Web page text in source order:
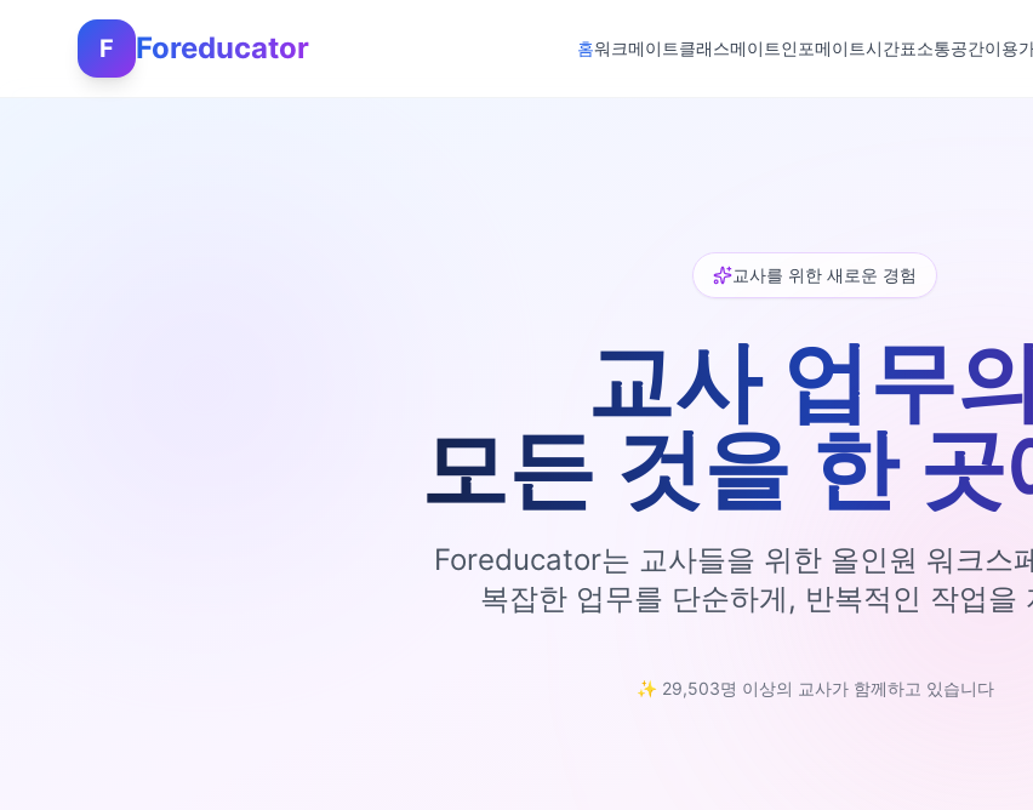
F Foreducator 홈워크메이트클래스메이트인포메이트시간표소통공간이용
교사를 위한 새로운 경험
교사 업무의
모든 것을 한
Foreducator는 교사들을 위한 올인원 워크스
복잡한 업무를 단순하게, 반복적인 작업을
✨ 29,503명 이상의 교사가 함께하고 있습니다